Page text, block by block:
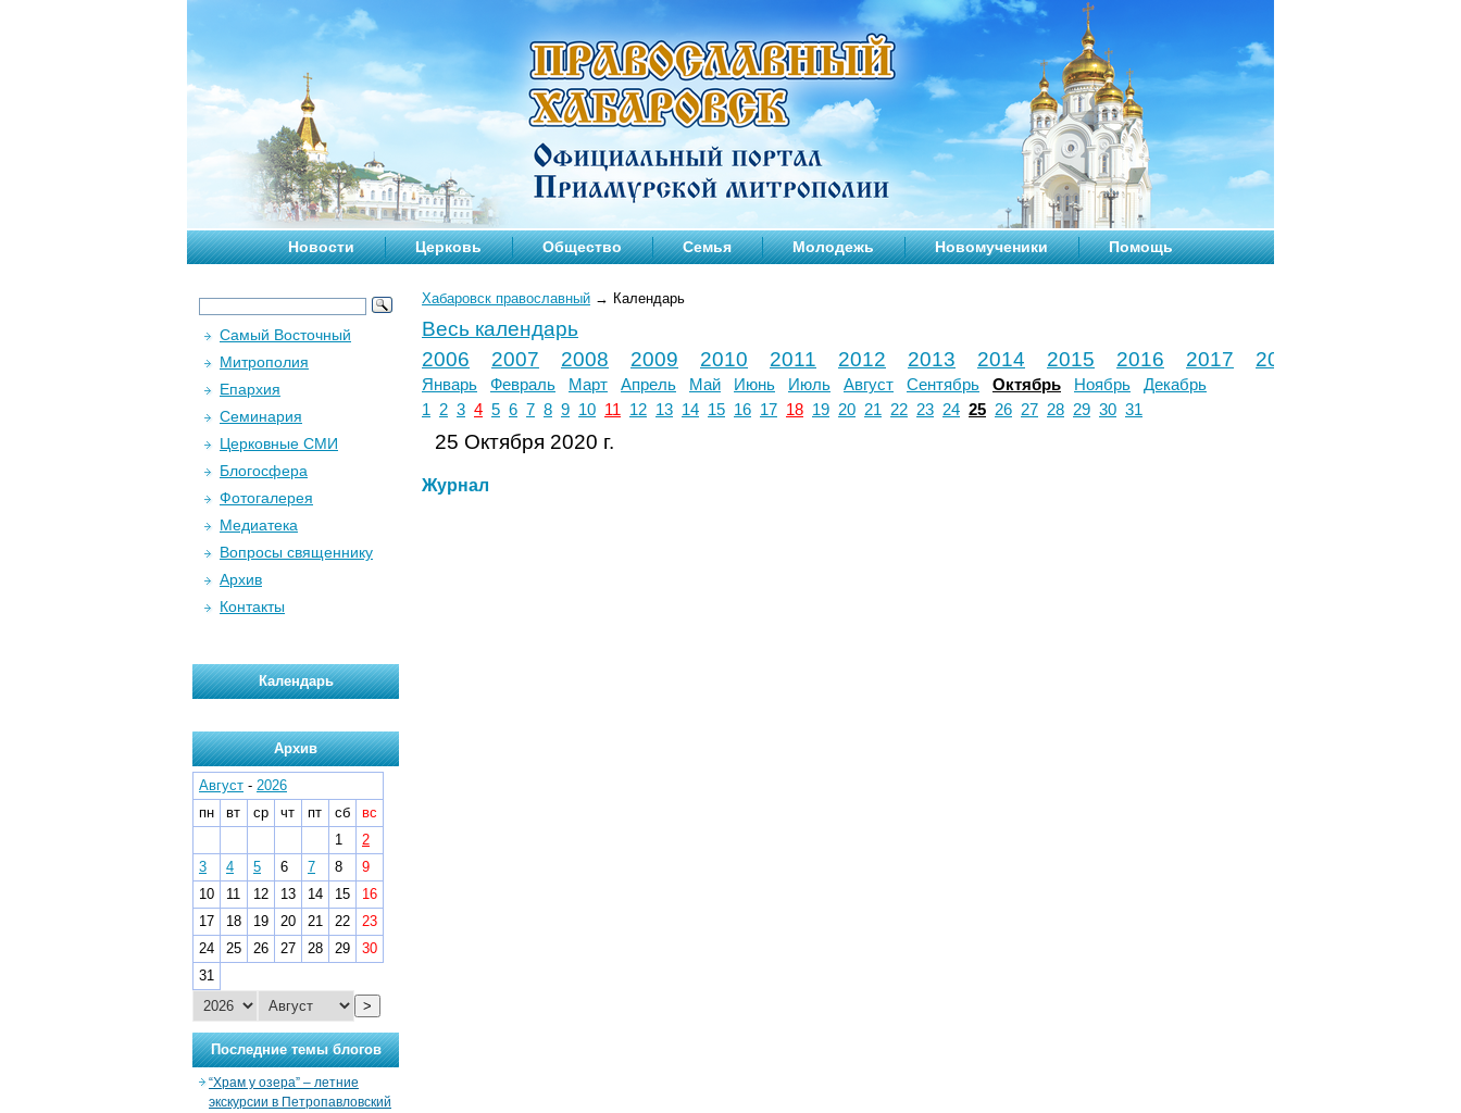
Новости Церковь Общество Семья Молодежь Новомученики Помощь
Хабаровск православный → Календарь
Весь календарь
2006
2007 2008 2009 2010 2011 2012 2013 2014 2015 2016 2017 2018
Январь Февраль Март Апрель Май Июнь Июль Август Сентябрь Октябрь Ноябрь
Декабрь
1
2 3 4 5 6 7 8 9 10 11 12 13 14 15 16 17 18 19 20 21 22 23 24 25 26 27 28 29 30 31
25 Октября 2020 г.
Журнал
Самый Восточный
Митрополия
Епархия
Семинария
Церковные СМИ
Блогосфера
Фотогалерея
Медиатека
Вопросы священнику
Архив
Контакты
Календарь
Архив
Август - 2026
пн
вт ср чт пт сб
вс
1
2
3
4 5 6 7 8
9
10
11 12 13 14 15
16
17
18 19 20 21 22
23
24
25 26 27 28 29
30
31
>
Последние темы блогов
“Храм у озера” – летние
экскурсии в Петропавловский